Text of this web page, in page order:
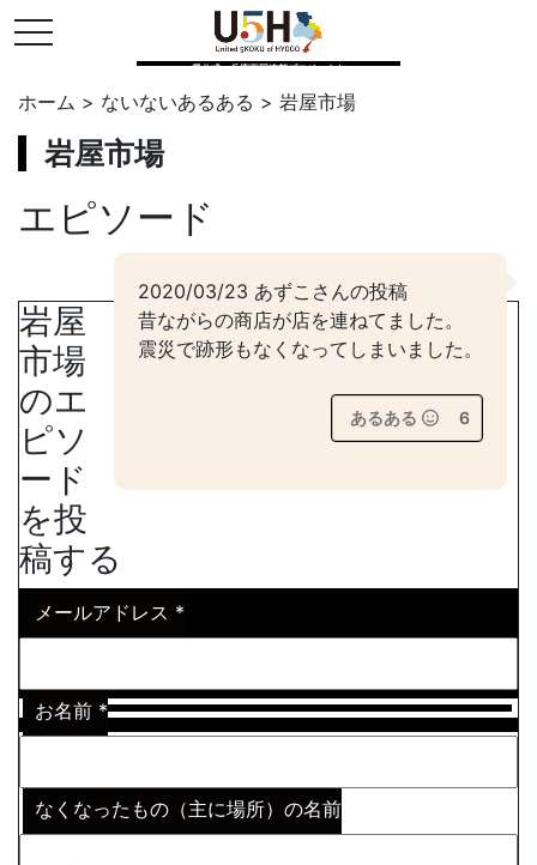
toggle navigation
県公式・兵庫五国連邦プロジェクト
ホーム > ないないあるある > 岩屋市場
岩屋市場
エピソード
2020/03/23 あずこさんの投稿
昔ながらの商店が店を連ねてました。
震災で跡形もなくなってしまいました。
あるある 6
岩屋
市場
のエ
ピソ
ード
を投
稿する
メールアドレス *
お名前 *
なくなったもの（主に場所）の名前